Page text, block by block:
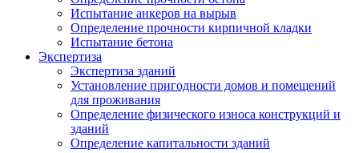
Испытание анкеров на вырыв
Определение прочности кирпичной кладки
Испытание бетона
Экспертиза
Экспертиза зданий
Установление пригодности домов и помещений
для проживания
Определение физического износа конструкций и
зданий
Определение капитальности зданий